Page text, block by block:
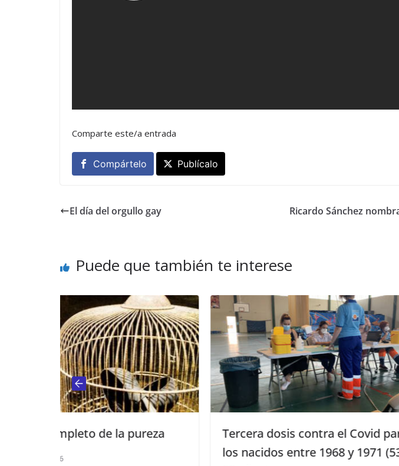
Comparte este/a entrada
Compártelo Publícalo
El día del orgullo gay
Ricardo Sánchez
Puede que también te interese
Tercera dosis contra el Covid para
los nacidos entre 1968 y 1971 (53 y
Mañana
Romería de